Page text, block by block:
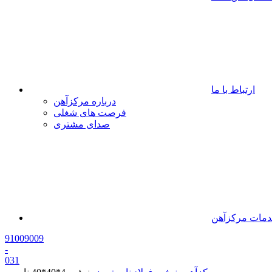
ارتباط با ما
درباره مرکزآهن
فرصت های شغلی
صدای مشتری
مرکزآهن
91009009
-
031